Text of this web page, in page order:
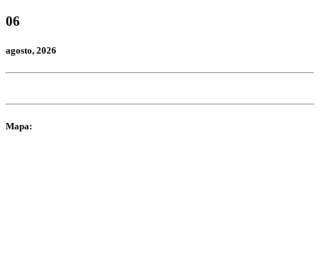
06
agosto, 2026
Mapa: